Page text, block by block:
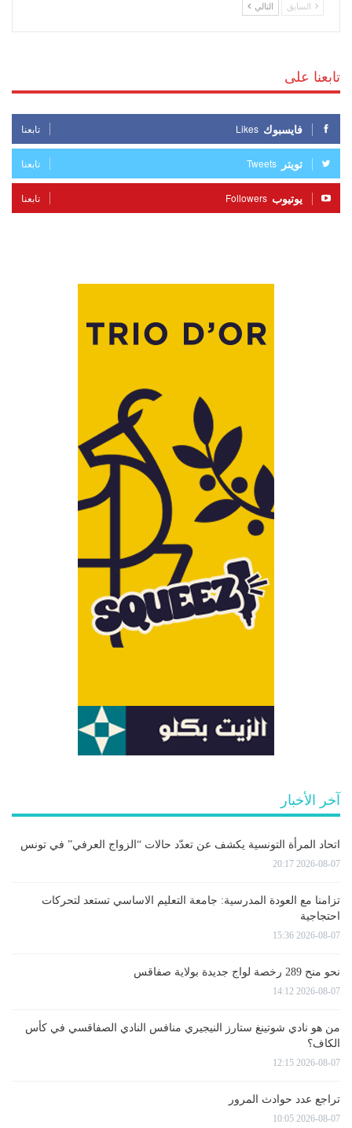
السابق التالي
تابعنا على
فايسبوك Likes تابعنا
تويتر Tweets تابعنا
يوتيوب Followers تابعنا
آخر الأخبار
اتحاد المرأة التونسية يكشف عن تعدّد حالات “الزواج العرفي” في تونس
2026-08-07 20:17
تزامنا مع العودة المدرسية: جامعة التعليم الاساسي تستعد لتحركات
احتجاجية
2026-08-07 15:36
نحو منح 289 رخصة لواج جديدة بولاية صفاقس
2026-08-07 14:12
من هو نادي شوتينغ ستارز النيجيري منافس النادي الصفاقسي في كأس
الكاف؟
2026-08-07 12:15
تراجع عدد حوادث المرور
2026-08-07 10:05